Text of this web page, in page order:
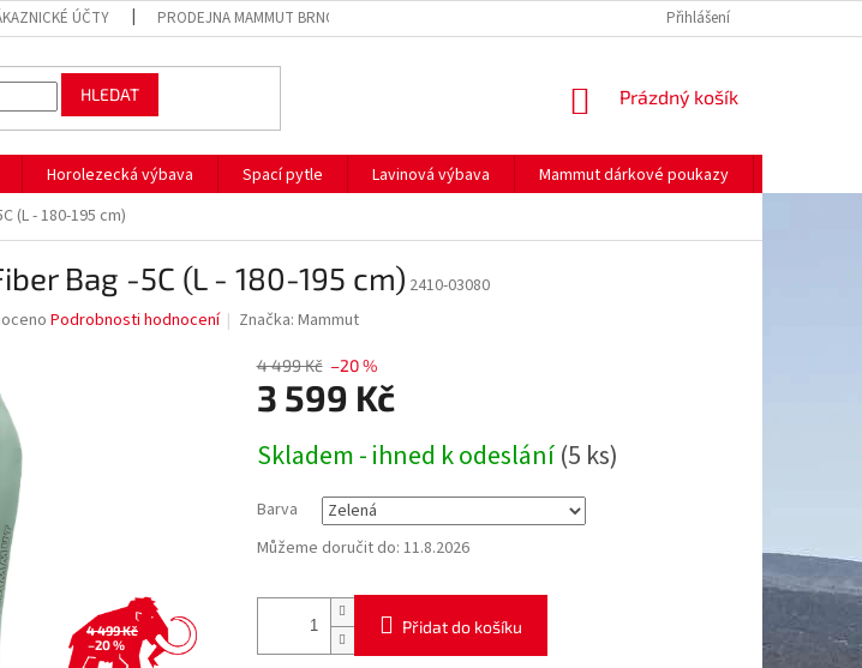
ÚČTY PRODEJNA MAMMUT BRNO Přihlášení
HLEDAT
NÁKUPNÍ
Prázdný košík
Horolezecká výbava Spací pytle Lavinová výbava Mammut dárkové poukazy
(L - 180-195 cm)
Bag -5C (L - 180-195 cm) 2410-03080
Podrobnosti hodnocení Značka:Mammut
4 499 Kč
–20 %
4 499 Kč –20 %
3 599 Kč
cena:
Skladem - ihned k odeslání(5 ks)
Barva
Můžeme doručit do: 11.8.2026
Přidat do košíku